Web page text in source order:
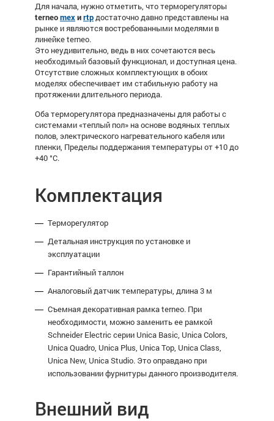
Для начала, нужно отметить, что терморегуляторы
terneomexиrtpдостаточно давно представлены на
рынке и являются востребованными моделями в
линейке terneo.
Это неудивительно, ведь в них сочетаются весь
необходимый базовый функционал, и доступная цена.
Отсутствие сложных комплектующих в обоих
моделях обеспечивает им стабильную работу на
протяжении длительного периода.
Оба терморегулятора предназначены для работы с
системами «теплый пол» на основе водяных теплых
полов, электрического нагревательного кабеля или
пленки, Пределы поддержания температуры от +10 до
+40 °С.
Комплектация
Терморегулятор
Детальная инструкция по установке и
эксплуатации
Гарантийный таллон
Аналоговыйдатчик температуры, длина 3 м
Съемная декоративная рамка terneo. При
необходимости, можно заменить ее рамкой
Schneider Electric серии Unica Basic, Unica Colors,
Unica Quadro, Unica Plus, Unica Top, Unica Class,
Unica New, Unica Studio. Это оправдано при
использовании фурнитуры данного производителя.
Внешний вид